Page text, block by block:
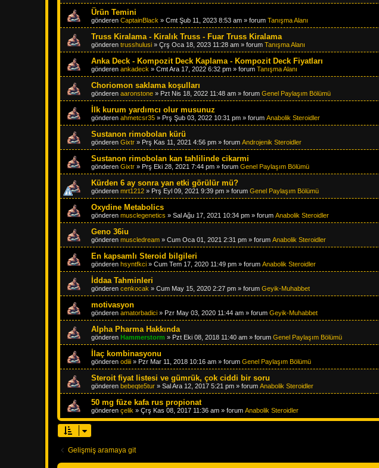
Ürün Temini
gönderen CaptainBlack » Cmt Şub 11, 2023 8:53 am » forum Tanışma Alanı
Truss Kiralama - Kiralık Truss - Fuar Truss Kiralama
gönderen trusshulusi » Çrş Oca 18, 2023 11:28 am » forum Tanışma Alanı
Anka Deck - Kompozit Deck Kaplama - Kompozit Deck Fiyatları
gönderen ankadeck » Cmt Ara 17, 2022 6:32 pm » forum Tanışma Alanı
Choriomon saklama koşulları
gönderen aaronstone » Pzt Nis 18, 2022 11:48 am » forum Genel Paylaşım Bölümü
İlk kurum yardımcı olur musunuz
gönderen ahmetcsr35 » Prş Şub 03, 2022 10:31 pm » forum Anabolik Steroidler
Sustanon rimobolan kürü
gönderen Gixtr » Prş Kas 11, 2021 4:56 pm » forum Androjenik Steroidler
Sustanon rimobolan kan tahlilinde cikarmi
gönderen Gixtr » Prş Eki 28, 2021 7:44 pm » forum Genel Paylaşım Bölümü
Kürden 6 ay sonra yan etki görülür mü?
gönderen mrt1212 » Prş Eyl 09, 2021 9:39 pm » forum Genel Paylaşım Bölümü
Oxydine Metabolics
gönderen musclegenetics » Sal Ağu 17, 2021 10:34 pm » forum Anabolik Steroidler
Geno 36iu
gönderen muscledream » Cum Oca 01, 2021 2:31 pm » forum Anabolik Steroidler
En kapsamlı Steroid bilgileri
gönderen hsyntfkci » Cum Tem 17, 2020 11:49 pm » forum Anabolik Steroidler
İddaa Tahminleri
gönderen cenkocak » Cum May 15, 2020 2:27 pm » forum Geyik-Muhabbet
motivasyon
gönderen amatorbadici » Pzr May 03, 2020 11:44 am » forum Geyik-Muhabbet
Alpha Pharma Hakkında
gönderen Hammerstorm » Pzt Eki 08, 2018 11:40 am » forum Genel Paylaşım Bölümü
İlaç kombinasyonu
gönderen odiii » Pzr Mar 11, 2018 10:16 am » forum Genel Paylaşım Bölümü
Steroit fiyat listesi ve gümrük, çok ciddi bir soru
gönderen bebeqte5tur » Sal Ara 12, 2017 5:21 pm » forum Anabolik Steroidler
50 mg füze kafa rus propionat
gönderen çelik » Çrş Kas 08, 2017 11:36 am » forum Anabolik Steroidler
Gelişmiş aramaya git